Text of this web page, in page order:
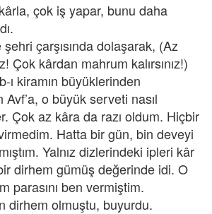
çok iş yapar, bunu daha
çarşısında dolaşarak, (Az
Çok kârdan mahrum kalırsınız!)
ı kiramın büyüklerinden
o büyük serveti nasıl
Çok az kâra da razı oldum. Hiçbir
Hatta bir gün, bin deveyi
Yalnız dizlerindeki ipleri kâr
dirhem gümüş değerinde idi. O
parasını ben vermiştim.
dirhem olmuştu, buyurdu.